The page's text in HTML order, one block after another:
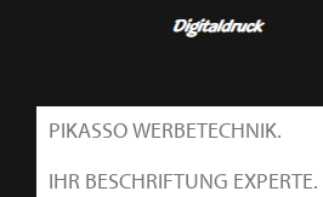
PIKASSO WERBETECHNIK.
IHR BESCHRIFTUNG EXPERTE.